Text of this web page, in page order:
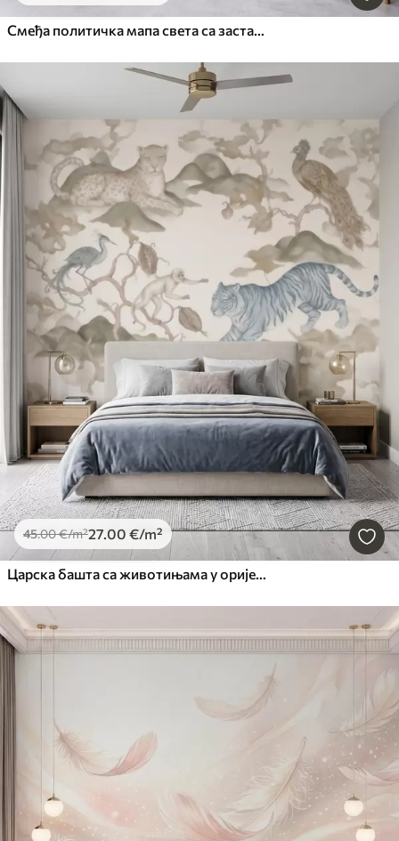
Смеђа политичка мапа света са заставама на енглеском језику
45.00€/m²27.00 €/m²
Царска башта са животињама у оријенталном стилу — мајмуном, леопардом, тигром, пауном и чапљом